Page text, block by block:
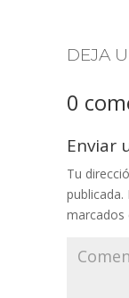
DEJA
0
Enviar
Tu
publicada.
marcados